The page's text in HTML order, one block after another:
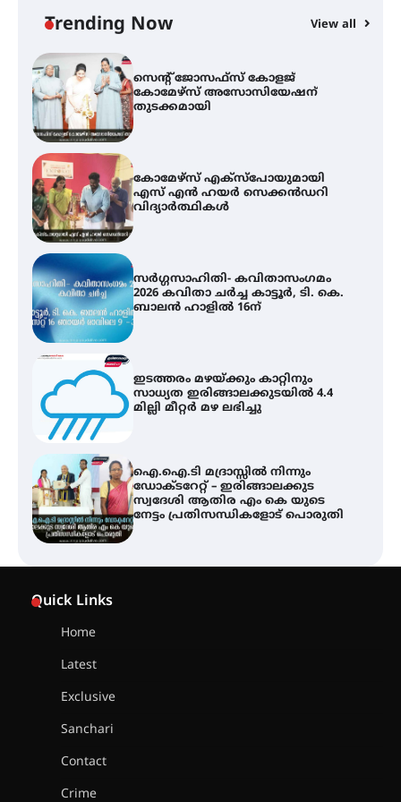
Trending Now View all
വെള്ളിയാഴ്ച സ്‌ക്രീൻ ചെയ്യുന്നു
സെന്റ് ജോസഫ്സ് കോളജ്
കോമേഴ്‌സ് അസോസിയേഷന്
തുടക്കമായി
കോമേഴ്സ് എക്സ്പോയുമായി
എസ് എൻ ഹയർ സെക്കൻഡറി
വിദ്യാർത്ഥികൾ
സർഗ്ഗസാഹിതി- കവിതാസംഗമം
2026 കവിതാ ചർച്ച കാട്ടൂർ, ടി. കെ.
ബാലൻ ഹാളിൽ 16ന്
ഇടത്തരം മഴയ്ക്കും കാറ്റിനും
സാധ്യത ഇരിങ്ങാലക്കുടയിൽ 4.4
മില്ലി മീറ്റർ മഴ ലഭിച്ചു
ഐ.ഐ.ടി മദ്രാസ്സിൽ നിന്നും
ഡോക്ടറേറ്റ് – ഇരിങ്ങാലക്കുട
സ്വദേശി ആതിര എം കെ യുടെ
നേട്ടം പ്രതിസന്ധികളോട് പൊരുതി
Quick Links
Home
Latest
Exclusive
Sanchari
Contact
Crime